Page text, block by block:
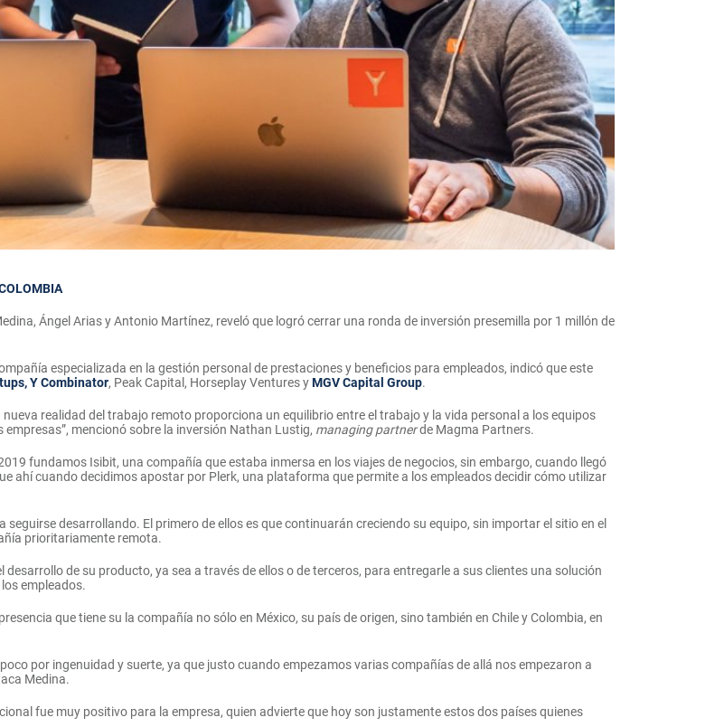
Ángel Arias y Antonio Martínez, reveló que logró cerrar una ronda de inversión presemilla por 1 millón de
especializada en la gestión personal de prestaciones y beneficios para empleados, indicó que este
Y Combinator, Peak Capital, Horseplay Ventures yMGV Capital Group.
realidad del trabajo remoto proporciona un equilibrio entre el trabajo y la vida personal a los equipos
mencionó sobre la inversión Nathan Lustig, managing partnerde Magma Partners.
fundamos Isibit, una compañía que estaba inmersa en los viajes de negocios, sin embargo, cuando llegó
ahí cuando decidimos apostar por Plerk, una plataforma que permite a los empleados decidir cómo utilizar
desarrollando. El primero de ellos es que continuarán creciendo su equipo, sin importar el sitio en el
prioritariamente remota.
de su producto, ya sea a través de ellos o de terceros, para entregarle a sus clientes una solución
empleados.
que tiene su la compañía no sólo en México, su país de origen, sino también en Chile y Colombia, en
por ingenuidad y suerte, ya que justo cuando empezamos varias compañías de allá nos empezaron a
Medina.
fue muy positivo para la empresa, quien advierte que hoy son justamente estos dos países quienes